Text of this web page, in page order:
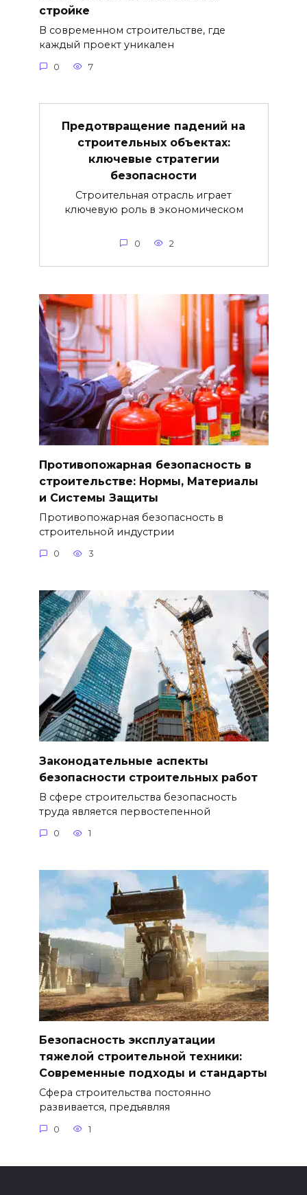
стройке
В современном строительстве, где
каждый проект уникален
0 7
Предотвращение падений на
строительных объектах:
ключевые стратегии
безопасности
Строительная отрасль играет
ключевую роль в экономическом
0 2
Противопожарная безопасность в
строительстве: Нормы, Материалы
и Системы Защиты
Противопожарная безопасность в
строительной индустрии
0 3
Законодательные аспекты
безопасности строительных работ
В сфере строительства безопасность
труда является первостепенной
0 1
Безопасность эксплуатации
тяжелой строительной техники:
Современные подходы и стандарты
Сфера строительства постоянно
развивается, предъявляя
0 1